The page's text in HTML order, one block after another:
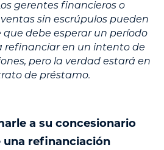
gerentes financieros o
sin escrúpulos pueden
debe esperar un período
refinanciar en un intento de
pero la verdad estará en
de préstamo.
a su concesionario
una refinanciación